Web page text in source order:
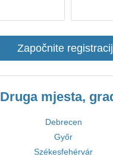
Započnite
Druga mjesta,
Debrecen
Győr
Székesfehérvár